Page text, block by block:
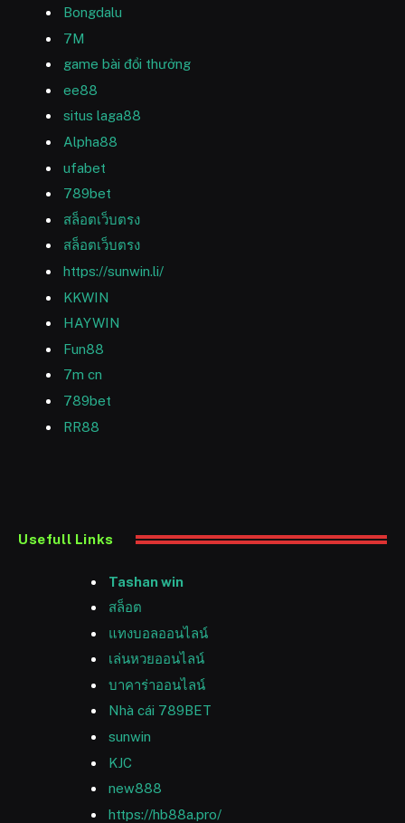
Bongdalu
7M
game bài đổi thưởng
ee88
situs laga88
Alpha88
ufabet
789bet
สล็อตเว็บตรง
สล็อตเว็บตรง
https://sunwin.li/
KKWIN
HAYWIN
Fun88
7m cn
789bet
RR88
Usefull Links
Tashan win
สล็อต
แทงบอลออนไลน์
เล่นหวยออนไลน์
บาคาร่าออนไลน์
Nhà cái 789BET
sunwin
KJC
new888
https://hb88a.pro/